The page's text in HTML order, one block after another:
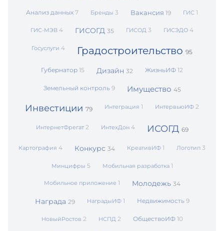
Анализ данных 7 Бренды 3 Вакансия 19 ГИС 1
ГИС-МЭВ 4 ГИСОГД 35 ГИСОД 3 ГИСЭДО 4
Госуслуги 4 Градостроительство 95
Губернатор 15 Дизайн 32 ЖизньИФ 12
Земельный контроль 9 Имущество 45
Инвестиции 79 Интеграция 1 ИнтервьюИФ 2
ИнтернетФрегат 2 ИнтехДон 4 ИСОГД 69
Картография 4 Конкурс 34 КреативИФ 1 Логотип 3
Минцифры 5 Мобильная разработка 1
Мобильное приложение 1 Молодежь 34
Награда 29 НаградыИФ 1 Недвижимость 9
НовыйРостов 2 НСПД 2 ОбществоИФ 10